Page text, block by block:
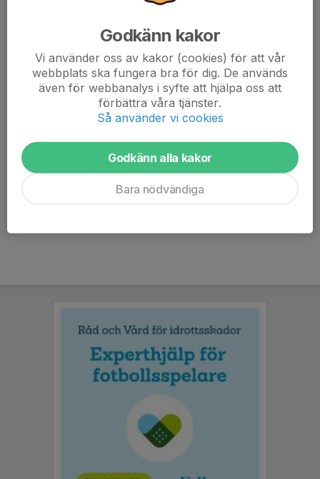
Verksamhetsberättelse 2024
Verksamhetsberättelse 2023
Verksamhetsberättelse 2022
Verksamhetsberättelse 2021
Verksamhetsberättelse 2020
Verksamhetsberättelse 2019
Verksamhetsberättelse 2017
Verksamhetsberättelse 2016
Verksamhetsberättelse 2015
Verksamhetsberättelse 2014
Godkänn kakor
Vi använder oss av kakor (cookies) för att vår
webbplats ska fungera bra för dig. De används
även för webbanalys i syfte att hjälpa oss att
förbättra våra tjänster.
Så använder vi cookies
Godkänn alla kakor
Bara nödvändiga